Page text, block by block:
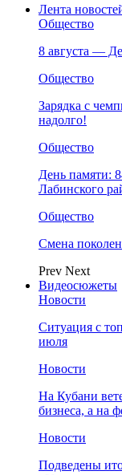
Лента
Общество
8 августа —
Общество
Зарядка с
надолго!
Общество
День памяти:
Лабинского
Общество
Смена
Prev Next
Видеосюжеты
Новости
Ситуация с
июля
Новости
На Кубани
бизнеса, а на
Новости
Подведены